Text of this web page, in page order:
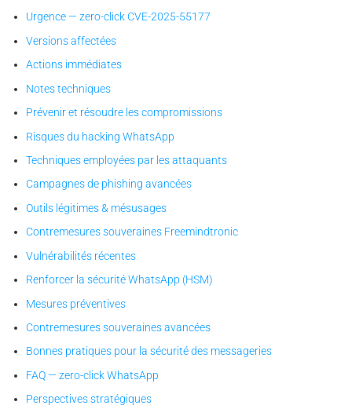
Urgence — zero-click CVE-2025-55177
Versions affectées
Actions immédiates
Notes techniques
Prévenir et résoudre les compromissions
Risques du hacking WhatsApp
Techniques employées par les attaquants
Campagnes de phishing avancées
Outils légitimes & mésusages
Contremesures souveraines Freemindtronic
Vulnérabilités récentes
Renforcer la sécurité WhatsApp (HSM)
Mesures préventives
Contremesures souveraines avancées
Bonnes pratiques pour la sécurité des messageries
FAQ — zero-click WhatsApp
Perspectives stratégiques